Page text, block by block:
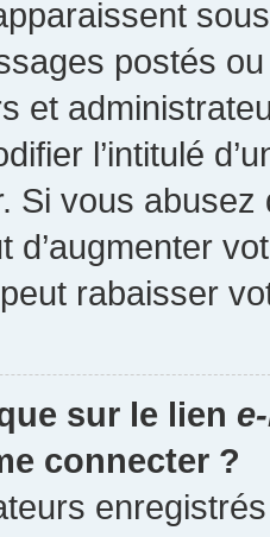
postés
et
l’intitulé
Si vous
d’augmenter
rabaisser
sur le lien
connecter ?